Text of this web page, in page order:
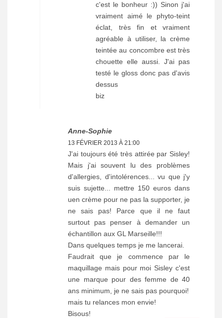
c'est le bonheur :)) Sinon j'ai
vraiment aimé le phyto-teint
éclat, très fin et vraiment
agréable à utiliser, la crème
teintée au concombre est très
chouette elle aussi. J'ai pas
testé le gloss donc pas d'avis
dessus
biz
Anne-Sophie
13 FÉVRIER 2013 À 21:00
J'ai toujours été très attirée par Sisley!
Mais j'ai souvent lu des problèmes
d'allergies, d'intolérences... vu que j'y
suis sujette... mettre 150 euros dans
uen crème pour ne pas la supporter, je
ne sais pas! Parce que il ne faut
surtout pas penser à demander un
échantillon aux GL Marseille!!!
Dans quelques temps je me lancerai.
Faudrait que je commence par le
maquillage mais pour moi Sisley c'est
une marque pour des femme de 40
ans minimum, je ne sais pas pourquoi!
mais tu relances mon envie!
Bisous!